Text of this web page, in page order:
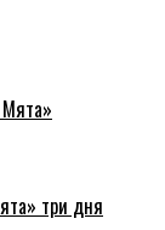
три дня